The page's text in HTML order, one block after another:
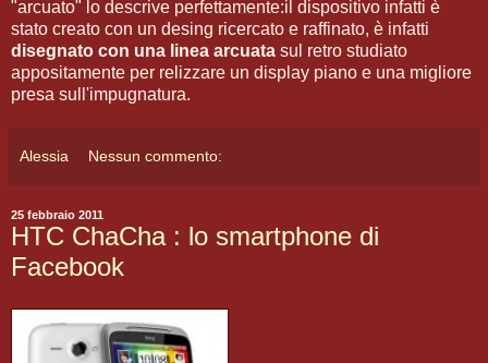
"arcuato" lo descrive perfettamente:il dispositivo infatti è
stato creato con un desing ricercato e raffinato, è infatti
disegnato con una linea arcuata sul retro studiato
appositamente per relizzare un display piano e una migliore
presa sull'impugnatura.
Alessia Nessun commento:
25 febbraio 2011
HTC ChaCha : lo smartphone di
Facebook